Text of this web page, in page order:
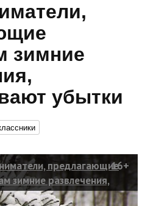
зимние
убытки
предлагающие
зимние развлечения,
убытки
16+